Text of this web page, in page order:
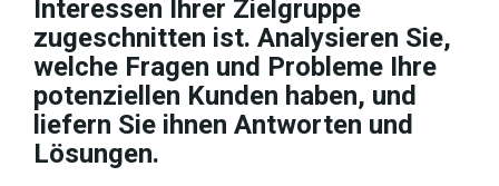
Interessen Ihrer Zielgruppe
zugeschnitten ist. Analysieren Sie,
welche Fragen und Probleme Ihre
potenziellen Kunden haben, und
liefern Sie ihnen Antworten und
Lösungen.